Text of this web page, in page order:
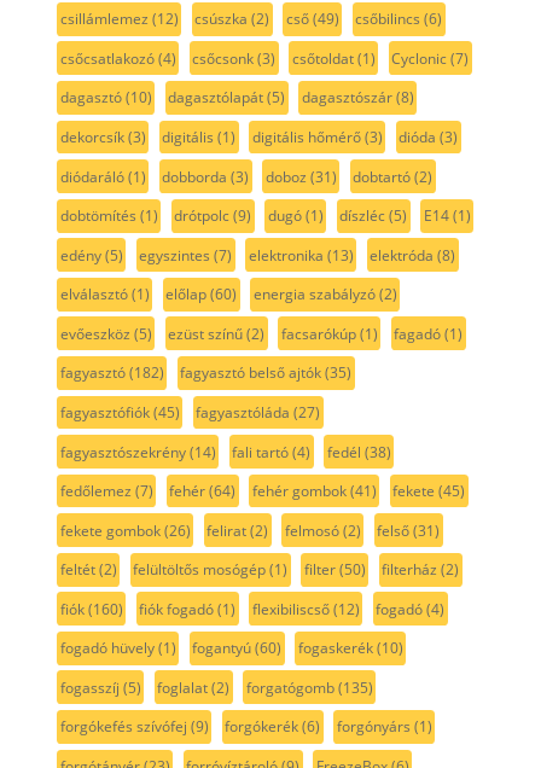
csillámlemez (12) csúszka (2) cső(49) csőbilincs (6)
csőcsatlakozó(4) csőcsonk(3) csőtoldat(1) Cyclonic(7)
dagasztó(10) dagasztólapát(5) dagasztószár(8)
dekorcsík(3) digitális (1) digitális hőmérő(3) dióda (3)
diódaráló(1) dobborda (3) doboz (31) dobtartó(2)
dobtömítés (1) drótpolc(9) dugó(1) díszléc(5) E14(1)
edény(5) egyszintes (7) elektronika (13) elektróda (8)
elválasztó(1) előlap(60) energia szabályzó(2)
evőeszköz (5) ezüst színű(2) facsarókúp(1) fagadó(1)
fagyasztó(182) fagyasztó belső ajtók(35)
fagyasztófiók(45) fagyasztóláda (27)
fagyasztószekrény(14) fali tartó(4) fedél (38)
fedőlemez (7) fehér(64) fehér gombok(41) fekete (45)
fekete gombok(26) felirat(2) felmosó(2) felső(31)
feltét(2) felültöltős mosógép(1) filter(50) filterház (2)
fiók(160) fiók fogadó(1) flexibiliscső(12) fogadó(4)
fogadó hüvely(1) fogantyú(60) fogaskerék(10)
fogasszíj (5) foglalat(2) forgatógomb(135)
forgókefés szívófej (9) forgókerék(6) forgónyárs (1)